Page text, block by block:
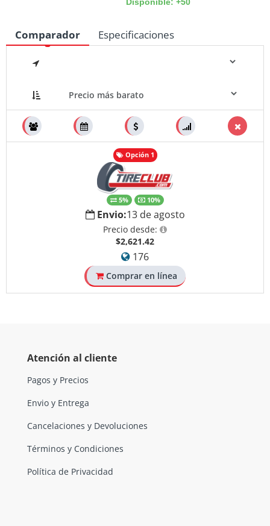
Comparador Especificaciones
Opción 1
5% 10%
Envio:13 de agosto
Precio desde:
$2,621.42
176
Comprar en línea
Atención al cliente
Pagos y Precios
Envio y Entrega
Cancelaciones y Devoluciones
Términos y Condiciones
Política de Privacidad